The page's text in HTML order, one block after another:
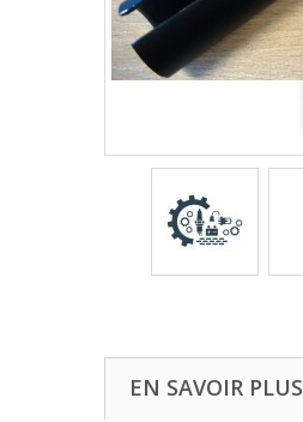
EN SAVOIR PLUS